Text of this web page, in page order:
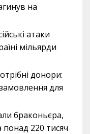
на
атаки
мільярди
донори:
для
браконьєра,
220 тисяч